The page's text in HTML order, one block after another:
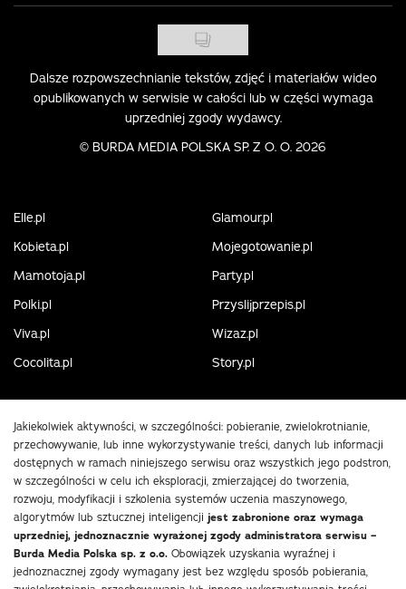
Dalsze rozpowszechnianie tekstów, zdjęć i materiałów wideo
opublikowanych w serwisie w całości lub w części wymaga
uprzedniej zgody wydawcy.
© BURDA MEDIA POLSKA SP. Z O. O. 2026
Elle.pl
Glamour.pl
Kobieta.pl
Mojegotowanie.pl
Mamotoja.pl
Party.pl
Polki.pl
Przyslijprzepis.pl
Viva.pl
Wizaz.pl
Cocolita.pl
Story.pl
Jakiekolwiek aktywności, w szczególności: pobieranie, zwielokrotnianie,
przechowywanie, lub inne wykorzystywanie treści, danych lub informacji
dostępnych w ramach niniejszego serwisu oraz wszystkich jego podstron,
w szczególności w celu ich eksploracji, zmierzającej do tworzenia,
rozwoju, modyfikacji i szkolenia systemów uczenia maszynowego,
algorytmów lub sztucznej inteligencji jest zabronione oraz wymaga
uprzedniej, jednoznacznie wyrażonej zgody administratora serwisu –
Burda Media Polska sp. z o.o. Obowiązek uzyskania wyraźnej i
jednoznacznej zgody wymagany jest bez względu sposób pobierania,